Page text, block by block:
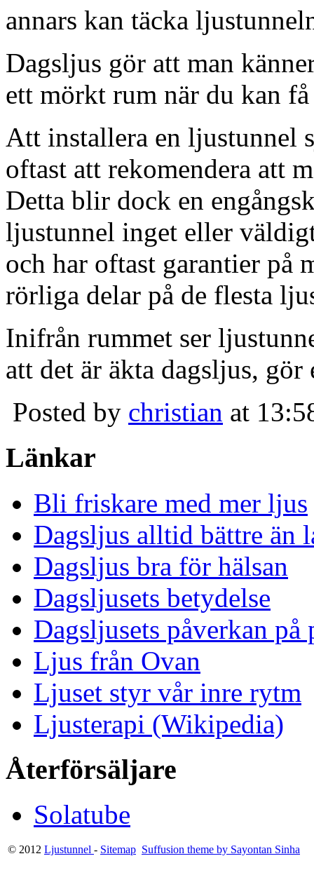
annars kan täcka
Dagsljus gör att man
ett mörkt rum när du kan
Att installera en ljustunnel
oftast att rekomendera att
Detta blir dock en
ljustunnel inget eller
och har oftast garantier på
rörliga delar på de flesta
Inifrån rummet ser
att det är äkta dagsljus,
Posted by christian at
Länkar
Bli friskare med mer ljus
Dagsljus alltid bättre än
Dagsljus bra för hälsan
Dagsljusets betydelse
Dagsljusets påverkan på
Ljus från Ovan
Ljuset styr vår inre rytm
Ljusterapi (Wikipedia)
Återförsäljare
Solatube
© 2012 Ljustunnel - Sitemap Suffusion theme by Sayontan Sinha